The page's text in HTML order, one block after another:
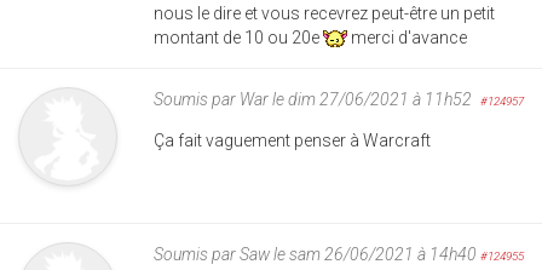
nous le dire et vous recevrez peut-être un petit
montant de 10 ou 20e
merci d'avance
Soumis par Warle dim 27/06/2021 à 11h52 #124957
Ça fait vaguement penser à Warcraft
Soumis parSawle sam 26/06/2021 à 14h40 #124955